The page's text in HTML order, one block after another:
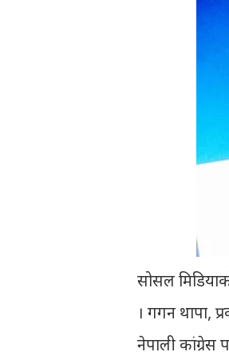
सोसल
। गगन थापा,
नेपाली कांग्रेस